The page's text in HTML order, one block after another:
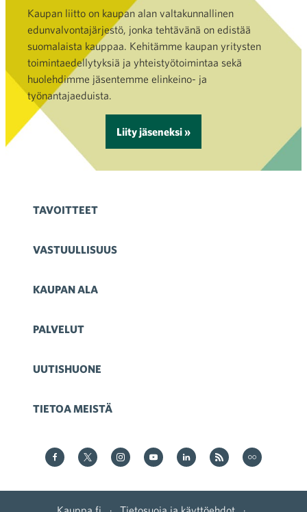
Kaupan liitto on kaupan alan valtakunnallinen
edunvalvontajärjestö, jonka tehtävänä on edistää
suomalaista kauppaa. Kehitämme kaupan yritysten
toimintaedellytyksiä ja yhteistyötoimintaa sekä
huolehdimme jäsentemme elinkeino- ja
työnantajaeduista.
Liity jäseneksi »
TAVOITTEET
VASTUULLISUUS
KAUPAN ALA
PALVELUT
UUTISHUONE
TIETOA MEISTÄ
Kauppa Facebookissa
Kauppa Twitterissä
Kauppa on Instagram
Kauppa YouTubesssa
Kauppa LinkedInissä
Kauppa on RSS